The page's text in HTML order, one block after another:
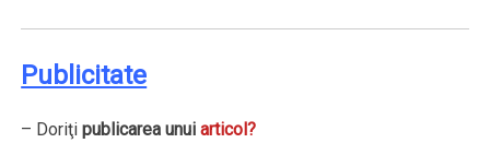
Publicitate
– Doriţipublicarea unuiarticol?